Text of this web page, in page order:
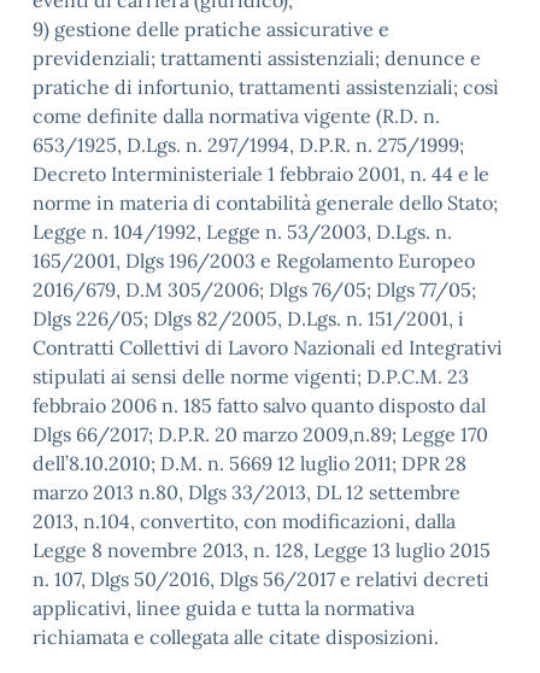
9) gestione delle pratiche assicurative e
previdenziali; trattamenti assistenziali; denunce e
pratiche di infortunio, trattamenti assistenziali; così
come definite dalla normativa vigente (R.D. n.
653/1925, D.Lgs. n. 297/1994, D.P.R. n. 275/1999;
Decreto Interministeriale 1 febbraio 2001, n. 44 e le
norme in materia di contabilità generale dello Stato;
Legge n. 104/1992, Legge n. 53/2003, D.Lgs. n.
165/2001, Dlgs 196/2003 e Regolamento Europeo
2016/679, D.M 305/2006; Dlgs 76/05; Dlgs 77/05;
Dlgs 226/05; Dlgs 82/2005, D.Lgs. n. 151/2001, i
Contratti Collettivi di Lavoro Nazionali ed Integrativi
stipulati ai sensi delle norme vigenti; D.P.C.M. 23
febbraio 2006 n. 185 fatto salvo quanto disposto dal
Dlgs 66/2017; D.P.R. 20 marzo 2009,n.89; Legge 170
dell’8.10.2010; D.M. n. 5669 12 luglio 2011; DPR 28
marzo 2013 n.80, Dlgs 33/2013, DL 12 settembre
2013, n.104, convertito, con modificazioni, dalla
Legge 8 novembre 2013, n. 128, Legge 13 luglio 2015
n. 107, Dlgs 50/2016, Dlgs 56/2017 e relativi decreti
applicativi, linee guida e tutta la normativa
richiamata e collegata alle citate disposizioni.